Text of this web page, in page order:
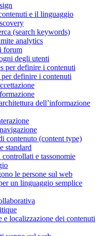
e il linguaggio
(search keywords)
analytics
forum
degli utenti
per definire i contenuti
definire i contenuti
dell’informazione
contenuto (content type)
standard
e tassonomie
le persone sul web
un linguaggio semplice
e localizzazione dei contenuti